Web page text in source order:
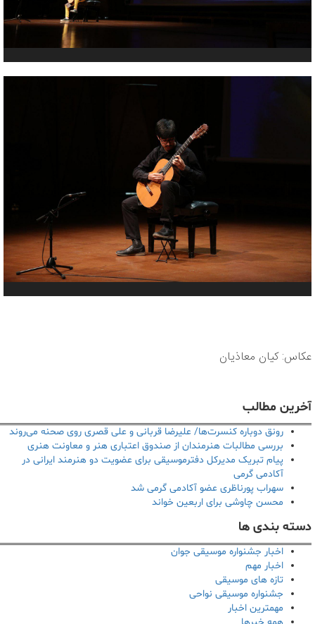
عکاس: کیان معاذیان
آخرین مطالب
رونق دوباره کنسرت‌ها/ علیرضا قربانی و علی قصری روی صحنه می‌روند
بررسی مطالبات هنرمندان از صندوق اعتباری هنر و معاونت هنری
پیام تبریک مدیرکل دفترموسیقی برای عضویت دو هنرمند ایرانی در
آکادمی گرمی
سهراب پورناظری عضو آکادمی گرمی شد
محسن چاوشی برای اربعین خواند
دسته بندی ها
اخبار جشنواره موسیقی جوان
اخبار مهم
تازه های موسیقی
جشنواره موسیقی نواحی
مهمترین اخبار